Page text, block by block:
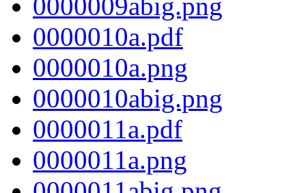
0000009abig.png
0000010a.pdf
0000010a.png
0000010abig.png
0000011a.pdf
0000011a.png